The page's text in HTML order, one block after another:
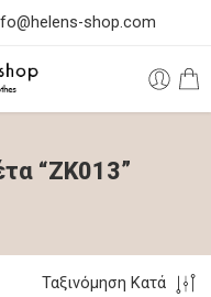
shop.com
“ZK013”
Ταξινόμηση Κατά